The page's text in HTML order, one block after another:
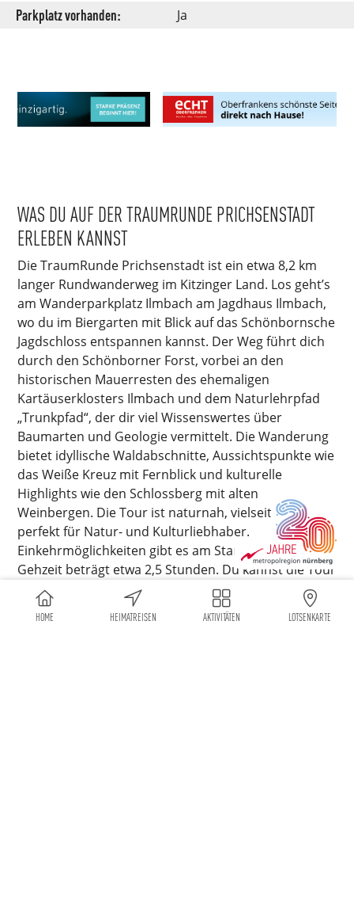
HOME HEIMATREISEN AKTIVITÄTEN LOTSENKARTE
Parkplatz vorhanden: Ja
WAS DU AUF DER TRAUMRUNDE PRICHSENSTADT
ERLEBEN KANNST
Die TraumRunde Prichsenstadt ist ein etwa 8,2 km
langer Rundwanderweg im Kitzinger Land. Los geht’s
am Wanderparkplatz Ilmbach am Jagdhaus Ilmbach,
wo du im Biergarten mit Blick auf das Schönbornsche
Jagdschloss entspannen kannst. Der Weg führt dich
durch den Schönborner Forst, vorbei an den
historischen Mauerresten des ehemaligen
Kartäuserklosters Ilmbach und dem Naturlehrpfad
„Trunkpfad“, der dir viel Wissenswertes über
Baumarten und Geologie vermittelt. Die Wanderung
bietet idyllische Waldabschnitte, Aussichtspunkte wie
das Weiße Kreuz mit Fernblick und kulturelle
Highlights wie den Schlossberg mit alten
Weinbergen. Die Tour ist naturnah, vielseitig und
perfekt für Natur- und Kulturliebhaber.
Einkehrmöglichkeiten gibt es am Startpunkt – die
Gehzeit beträgt etwa 2,5 Stunden. Du kannst die Tour
auch mit der TraumRunde Geiselwind zu einer
längeren Tageswanderung kombinieren.